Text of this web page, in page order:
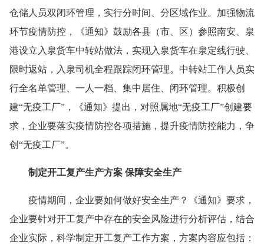
仓储人员双闭环管理，实行分时间、分区域作业。加强物流
环节疫情防控，《通知》鼓励各县（市、区）参照南安、泉
港设立入泉货车中转站做法，实现入泉货车在泉定线行驶、
限时返站，入泉司机全程跟踪闭环管理。中转站工作人员实
行全名单管理、一人一档、集中居住、闭环管理。积极创
建“无疫工厂”，《通知》提出，对照属地“无疫工厂”创建要
求，企业要落实疫情防控各项措施，提升疫情防控能力，争
创“无疫工厂”。
制定开工复产生产方案 保障安全生产
疫情期间，企业要如何做好安全生产？《通知》要求，
企业要针对开工复产中存在的安全风险进行分析评估，结合
企业实际，科学制定开工复产工作方案，方案内容应包括：